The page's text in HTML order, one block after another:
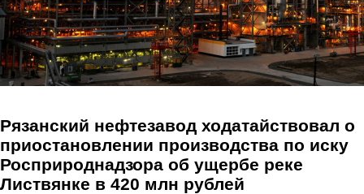
Рязанский нефтезавод ходатайствовал о
приостановлении производства по иску
Росприроднадзора об ущербе реке
Листвянке в 420 млн рублей